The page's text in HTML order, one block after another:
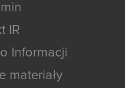
IR
Informacji
materiały